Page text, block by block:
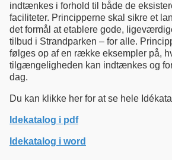
indtænkes i forhold til både de
faciliteter. Principperne skal sikre et
det formål at etablere gode,
tilbud i Strandparken – for alle.
følges op af en række eksempler på,
tilgængeligheden kan indtænkes og
dag.
Du kan klikke her for at se hele
Idekatalog i pdf
Idekatalog i word